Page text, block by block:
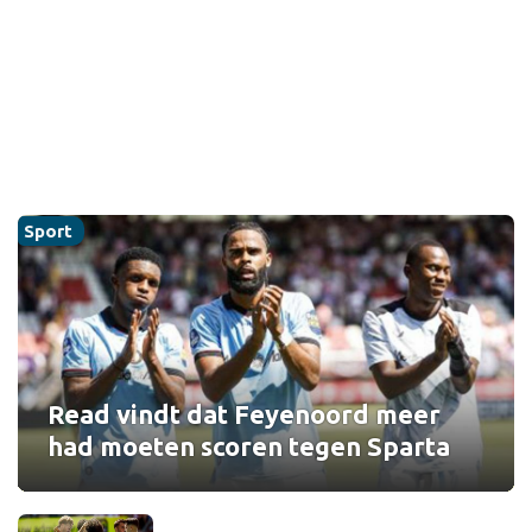
Read vindt dat Feyenoord meer
had moeten scoren tegen Sparta
Sport